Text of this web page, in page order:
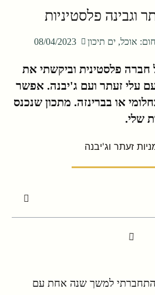
וגבינה פלסטיניות
אוכל, ים תיכון 08/04/2023
פלסטינית וביקשתי את
עלי זעתר ועם ג'יבנה. אפשר
או בברינזה. מתכון שנכנס
שלי.
התחברתי למשך שנה אחת עם